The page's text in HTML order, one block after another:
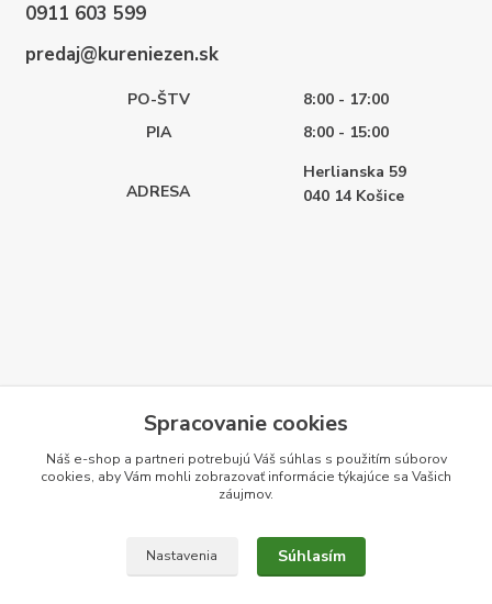
0911 603 599
predaj@kureniezen.sk
PO-ŠTV
8:00 - 17:00
PIA
8:00 - 15:00
ADRESA
Herlianska 59
040 14 Košice
Spracovanie cookies
Náš e-shop a partneri potrebujú Váš súhlas s použitím súborov
cookies, aby Vám mohli zobrazovať informácie týkajúce sa Vašich
záujmov.
Nastavenia Súhlasím